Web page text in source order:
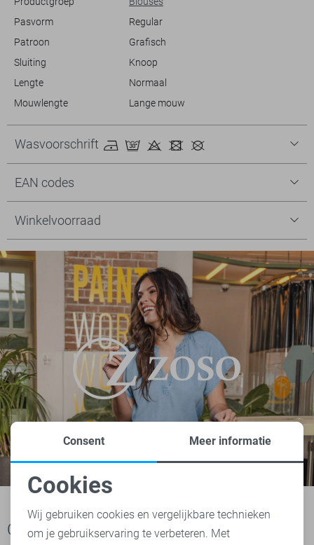
Pasvorm
Regular
Patroon
Grafisch
Sluiting
Knoop
Lengte
Normaal
Mouwlengte
Lange mouw
Wasvoorschrift
EAN codes
Winkelvoorraad
Ook het bekijken waard
Noodzakelijke cookies
Personalisatie cookies
Consent Meer informatie
Cookies
Wij gebruiken cookies en vergelijkbare technieken
om je gebruikservaring te verbeteren. Met